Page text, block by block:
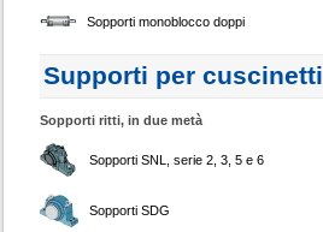
Sopporti monoblocco doppi
Supporti per cuscinetti
Sopporti ritti, in due metà
Sopporti SNL, serie 2, 3, 5 e 6
Sopporti SDG